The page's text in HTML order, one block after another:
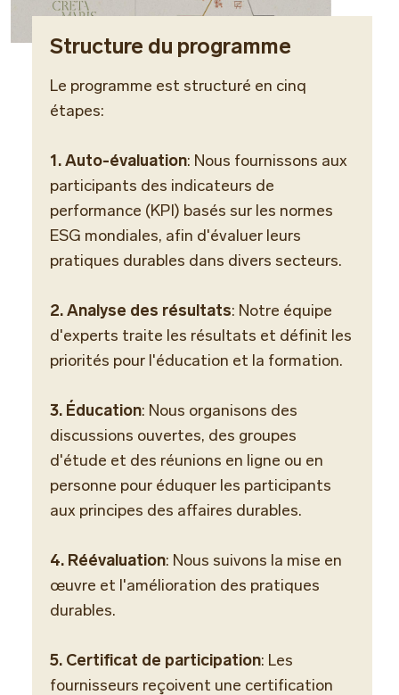
Structure du programme
Le programme est structuré en cinq
étapes:
1. Auto-évaluation: Nous fournissons aux
participants des indicateurs de
performance (KPI) basés sur les normes
ESG mondiales, afin d'évaluer leurs
pratiques durables dans divers secteurs.
2. Analyse des résultats: Notre équipe
d'experts traite les résultats et définit les
priorités pour l'éducation et la formation.
3. Éducation: Nous organisons des
discussions ouvertes, des groupes
d'étude et des réunions en ligne ou en
personne pour éduquer les participants
aux principes des affaires durables.
4. Réévaluation: Nous suivons la mise en
œuvre et l'amélioration des pratiques
durables.
5. Certificat de participation: Les
fournisseurs reçoivent une certification